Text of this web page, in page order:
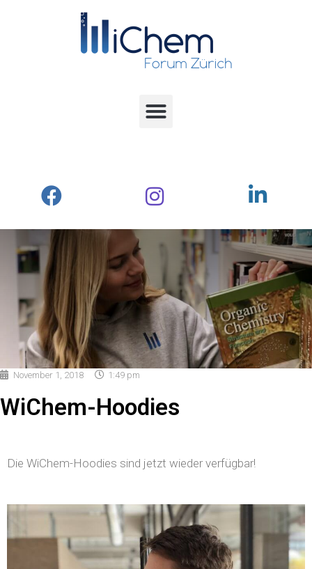
November 1, 2018 1:49 pm
WiChem-Hoodies
Die WiChem-Hoodies sind jetzt wieder verfügbar!